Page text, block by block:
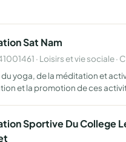
Sat Nam
· Loisirs et vie sociale ·
yoga, de la méditation et
et la promotion de ces
Sportive Du College